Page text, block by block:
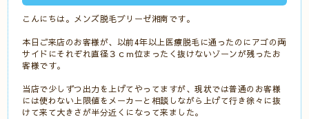
こんにちは。メンズ脱毛ブリーゼ湘南です。
本日ご来店のお客様が、以前4年以上医療脱毛に通ったのにアゴの両
サイドにそれぞれ直径３ｃｍ位まったく抜けないゾーンが残ったお
客様です。
当店で少しずつ出力を上げてやってますが、現状では普通のお客様
には使わない上限値をメーカーと相談しながら上げて行き徐々に抜
けて来て大きさが半分近くになって来ました。